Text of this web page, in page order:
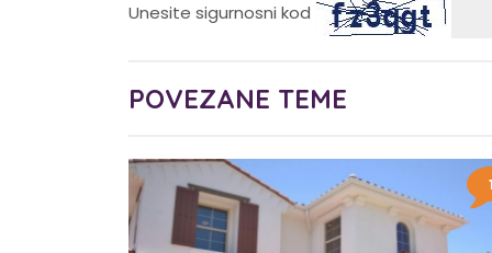
Unesite sigurnosni kod
POVEZANE TEME